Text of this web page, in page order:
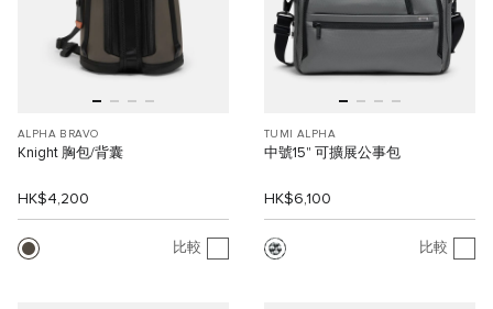
ALPHA BRAVO
Knight 胸包/背囊
HK$4,200
比較
TUMI ALPHA
中號15" 可擴展公事包
HK$6,100
比較